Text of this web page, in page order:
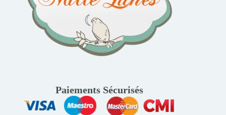
Paiements Sécurisés